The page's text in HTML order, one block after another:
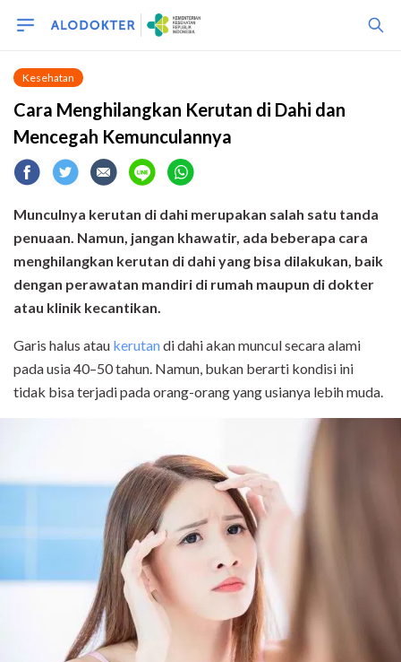
Kesehatan
Cara Menghilangkan Kerutan di Dahi dan
Mencegah Kemunculannya
Munculnya kerutan di dahi merupakan salah satu tanda
penuaan. Namun, jangan khawatir, ada beberapa cara
menghilangkan kerutan di dahi yang bisa dilakukan, baik
dengan perawatan mandiri di rumah maupun di dokter
atau klinik kecantikan.
Garis halus atau kerutandi dahi akan muncul secara alami
pada usia 40–50 tahun. Namun, bukan berarti kondisi ini
tidak bisa terjadi pada orang-orang yang usianya lebih muda.